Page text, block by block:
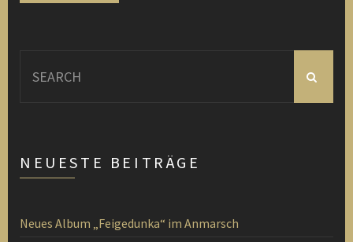
for:
NEUESTE BEITRÄGE
Neues Album „Feigedunka“ im Anmarsch